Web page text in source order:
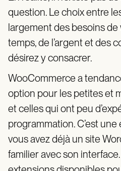
question. Le choix entre
largement des besoins
temps, de l’argent et des
désirez y consacrer.
WooCommerce a
option pour les petites et
et celles qui ont peu
programmation. C’est
vous avez déjà un site
familier avec son